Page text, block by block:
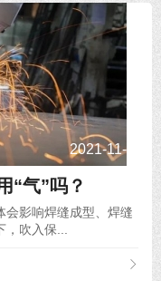
2021-11-18
“气”吗？
会影响焊缝成型、焊缝
吹入保...